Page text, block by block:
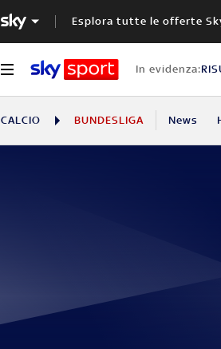
Esplora tutte le offerte
In evidenza:
CALCIO BUNDESLIGA News